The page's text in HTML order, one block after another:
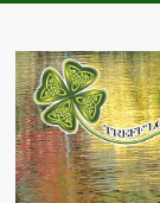
content